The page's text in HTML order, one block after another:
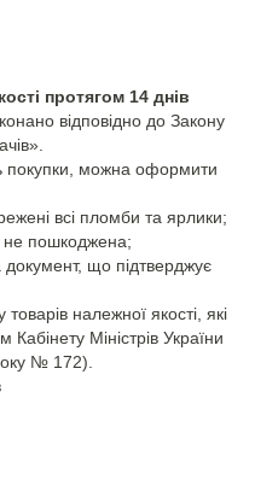
протягом 14 днів
відповідно до Закону
покупки, можна оформити
всі пломби та ярлики;
не пошкоджена;
документ, що підтверджує
належної якості, які
Міністрів України
№ 172).